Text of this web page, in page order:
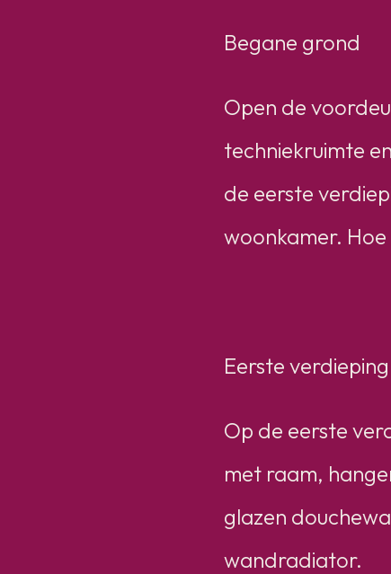
Begane grond
Open de
techniekruimte
de eerste
woonkamer. Hoe
Eerste verdieping
Op de eerste
met raam,
glazen
wandradiator.